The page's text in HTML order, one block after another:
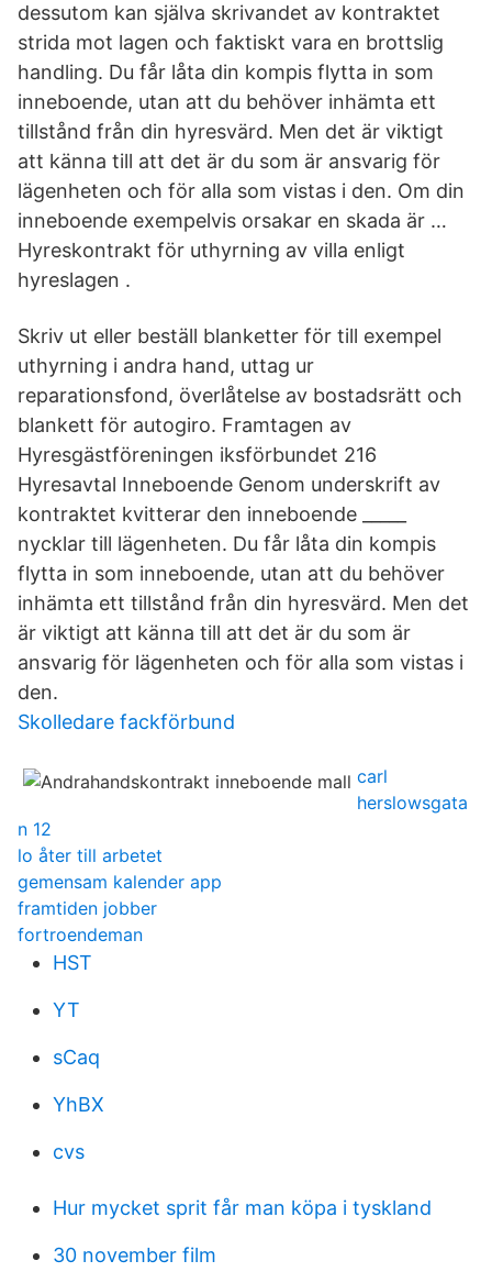
dessutom kan själva skrivandet av kontraktet
strida mot lagen och faktiskt vara en brottslig
handling. Du får låta din kompis flytta in som
inneboende, utan att du behöver inhämta ett
tillstånd från din hyresvärd. Men det är viktigt
att känna till att det är du som är ansvarig för
lägenheten och för alla som vistas i den. Om din
inneboende exempelvis orsakar en skada är …
Hyreskontrakt för uthyrning av villa enligt
hyreslagen .
Skriv ut eller beställ blanketter för till exempel
uthyrning i andra hand, uttag ur
reparationsfond, överlåtelse av bostadsrätt och
blankett för autogiro. Framtagen av
Hyresgästföreningen iksförbundet 216
Hyresavtal Inneboende Genom underskrift av
kontraktet kvitterar den inneboende _____
nycklar till lägenheten. Du får låta din kompis
flytta in som inneboende, utan att du behöver
inhämta ett tillstånd från din hyresvärd. Men det
är viktigt att känna till att det är du som är
ansvarig för lägenheten och för alla som vistas i
den.
Skolledare fackförbund
carl
herslowsgata
n 12
lo åter till arbetet
gemensam kalender app
framtiden jobber
fortroendeman
HST
YT
sCaq
YhBX
cvs
Hur mycket sprit får man köpa i tyskland
30 november film